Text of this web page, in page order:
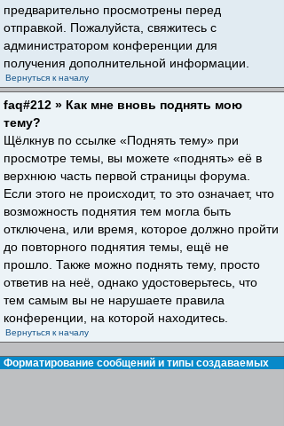
предварительно просмотрены перед
отправкой. Пожалуйста, свяжитесь с
администратором конференции для
получения дополнительной информации.
Вернуться к началу
faq#212 » Как мне вновь поднять мою
тему?
Щёлкнув по ссылке «Поднять тему» при
просмотре темы, вы можете «поднять» её в
верхнюю часть первой страницы форума.
Если этого не происходит, то это означает, что
возможность поднятия тем могла быть
отключена, или время, которое должно пройти
до повторного поднятия темы, ещё не
прошло. Также можно поднять тему, просто
ответив на неё, однако удостоверьтесь, что
тем самым вы не нарушаете правила
конференции, на которой находитесь.
Вернуться к началу
Форматирование сообщений и типы создаваемых